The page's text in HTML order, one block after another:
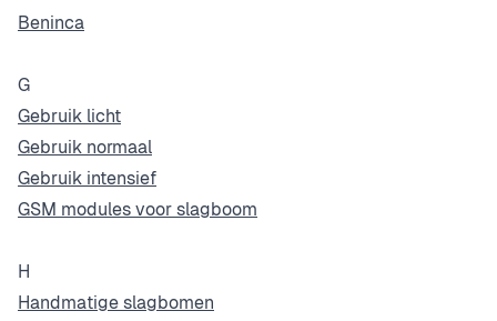
Beninca
G
Gebruik licht
Gebruik normaal
Gebruik intensief
GSM modules voor slagboom
H
Handmatige slagbomen